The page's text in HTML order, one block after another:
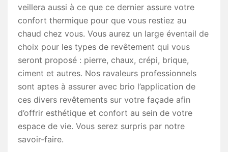
veillera aussi à ce que ce dernier assure votre
confort thermique pour que vous restiez au
chaud chez vous. Vous aurez un large éventail de
choix pour les types de revêtement qui vous
seront proposé : pierre, chaux, crépi, brique,
ciment et autres. Nos ravaleurs professionnels
sont aptes à assurer avec brio l’application de
ces divers revêtements sur votre façade afin
d’offrir esthétique et confort au sein de votre
espace de vie. Vous serez surpris par notre
savoir-faire.